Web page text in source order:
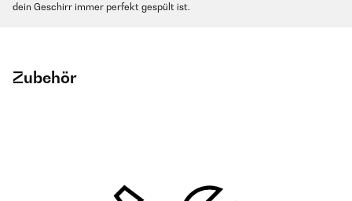
dein Geschirr immer perfekt gespült ist.
Zubehör